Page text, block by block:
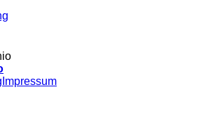
Impressum